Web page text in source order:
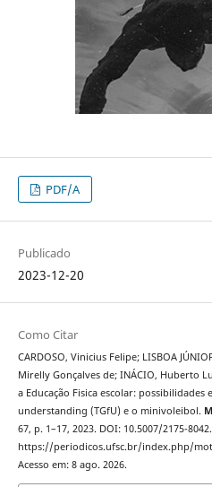
PDF/A
Publicado
2023-12-20
Como Citar
CARDOSO, Vinicius Felipe; LISBOA
Mirelly Gonçalves de; INÁCIO, Huberto
a Educação Fisica escolar:
understanding (TGfU) e o minivoleibol.
67, p. 1–17, 2023. DOI: 10.5007/2175-
https://periodicos.ufsc.br/index.php/
Acesso em: 8 ago. 2026.